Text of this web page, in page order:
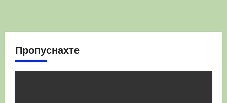
Пропуснахте